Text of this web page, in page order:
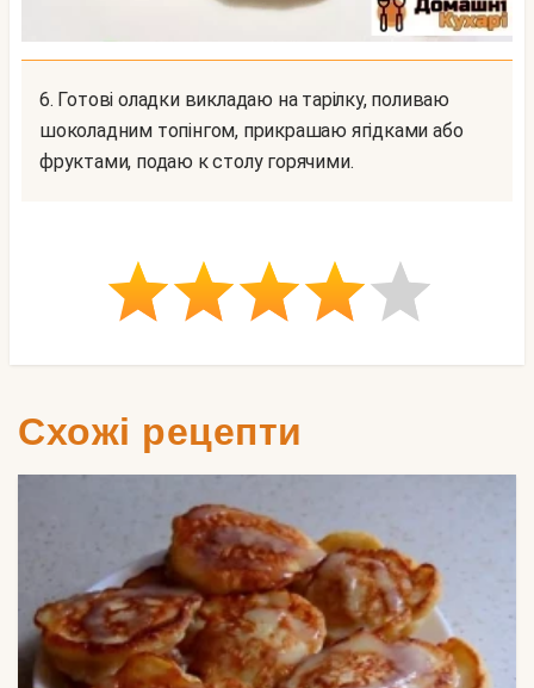
6. Готові оладки викладаю на тарілку, поливаю
шоколадним топінгом, прикрашаю ягідками або
фруктами, подаю к столу горячими.
Схожі рецепти